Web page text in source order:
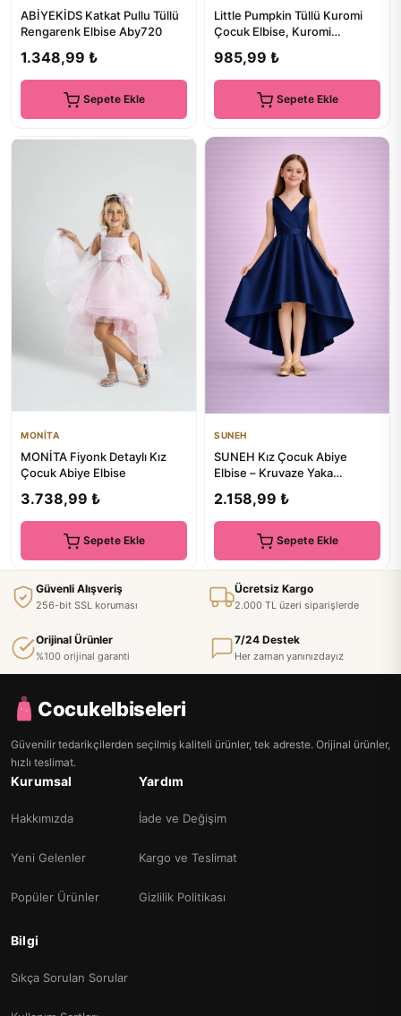
ABİYEKİDS Katkat Pullu Tüllü
Rengarenk Elbise Aby720
1.348,99 ₺
Sepete Ekle
Little Pumpkin Tüllü Kuromi
Çocuk Elbise, Kuromi
985,99 ₺
Sepete Ekle
MONİTA
MONİTA Fiyonk Detaylı Kız
Çocuk Abiye Elbise
3.738,99 ₺
Sepete Ekle
SUNEH
SUNEH Kız Çocuk Abiye
Elbise – Kruvaze Yaka
Düğü...
2.158,99 ₺
Sepete Ekle
Güvenli Alışveriş
256-bit SSL koruması
Ücretsiz Kargo
2.000 TL üzeri siparişlerde
Orijinal Ürünler
%100 orijinal garanti
7/24 Destek
Her zaman yanınızdayız
Cocukelbiseleri
Güvenilir tedarikçilerden seçilmiş kaliteli ürünler, tek adreste. Orijinal ürünler,
hızlı teslimat.
Kurumsal
Hakkımızda
Yeni Gelenler
Popüler Ürünler
Yardım
İade ve Değişim
Kargo ve Teslimat
Gizlilik Politikası
Bilgi
Sıkça Sorulan Sorular